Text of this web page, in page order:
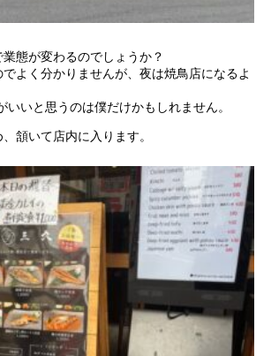
態が変わるのでしょうか？
よく分かりませんが、夜は焼鳥店になるよ
いいと思うのは僕だけかもしれません。
頷いて店内に入ります。